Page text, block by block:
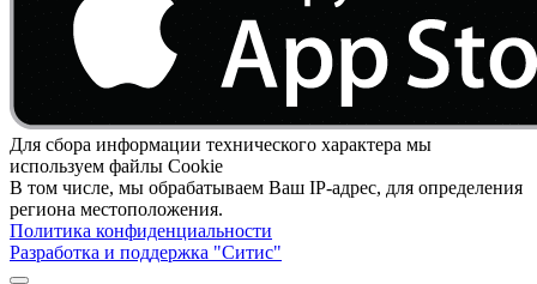
Для сбора информации технического характера мы
используем файлы Cookie
В том числе, мы обрабатываем Ваш IP-адрес, для определения
региона местоположения.
Политика конфиденциальности
Разработка и поддержка "Ситис"